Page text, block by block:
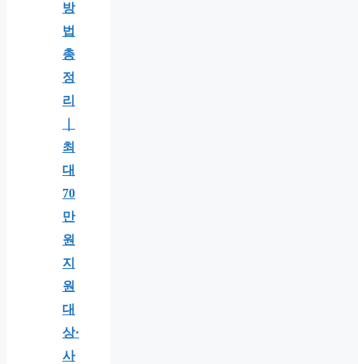
방
법
총
정
리
최
대
70
만
원
지
원
대
상·
사